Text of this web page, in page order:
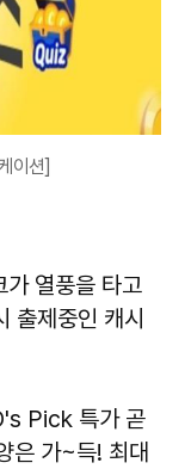
이션]
가 열풍을 타고
출제중인 캐시
Pick 특가 곧
은 가~득! 최대